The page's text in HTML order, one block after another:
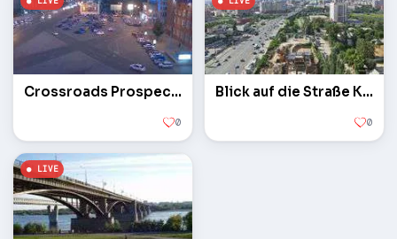
Crossroads Prospect. Rot und st. Lenin
0
Blick auf die Straße Kirov
0